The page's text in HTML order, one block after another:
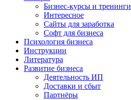
Бизнес-курсы и тренинги
Интересное
Сайты для заработка
Софт для бизнеса
Психология бизнеса
Инструкции
Литература
Развитие бизнеса
Деятельность ИП
Доставки и сбыт
Партнёры